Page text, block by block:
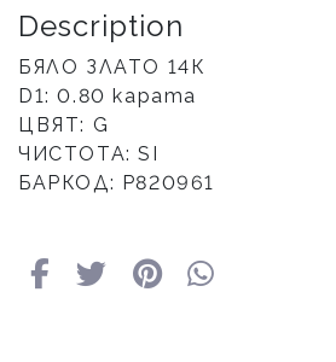
Description
БЯЛО ЗЛАТО 14К
D1: 0.80 карата
ЦВЯТ: G
ЧИСТОТА: SI
БАРКОД: Р820961